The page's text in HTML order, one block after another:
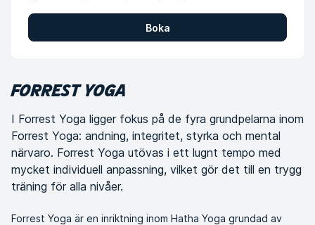
Boka
FORREST YOGA
I Forrest Yoga ligger fokus på de fyra grundpelarna inom
Forrest Yoga: andning, integritet, styrka och mental
närvaro. Forrest Yoga utövas i ett lugnt tempo med
mycket individuell anpassning, vilket gör det till en trygg
träning för alla nivåer.
Forrest Yoga är en inriktning inom Hatha Yoga grundad av